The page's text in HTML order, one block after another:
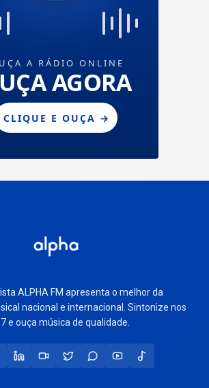
ALPHA FM apresenta o melhor da
nacional e internacional. Sintonize nos
e ouça música de qualidade.